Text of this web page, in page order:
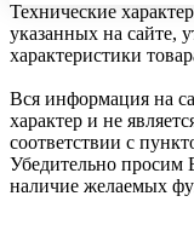
Технические
указанных на сайте,
характеристики
Вся информация на
характер и не
соответствии с
Убедительно просим
наличие желаемых